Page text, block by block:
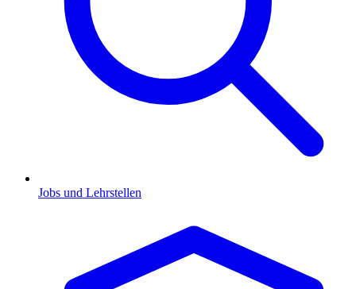
Jobs und Lehrstellen